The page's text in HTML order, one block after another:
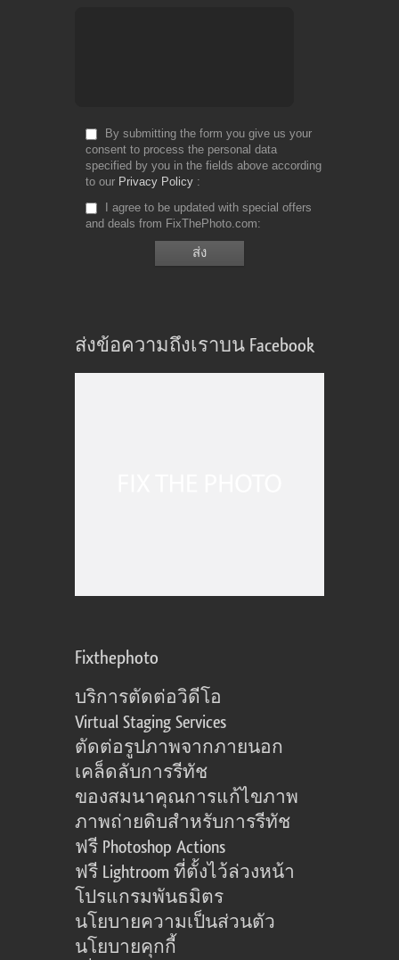
By submitting the form you give us your
consent to process the personal data
specified by you in the fields above according
to our Privacy Policy
I agree to be updated with special offers
and deals from FixThePhoto.com
ส่งข้อความถึงเราบน Facebook
Fixthephoto
บริการตัดต่อวิดีโอ
Virtual Staging Services
ตัดต่อรูปภาพจากภายนอก
เคล็ดลับการรีทัช
ของสมนาคุณการแก้ไขภาพ
ภาพถ่ายดิบสำหรับการรีทัช
ฟรี Photoshop Actions
ฟรี Lightroom ที่ตั้งไว้ล่วงหน้า
โปรแกรมพันธมิตร
นโยบายความเป็นส่วนตัว
นโยบายคุกกี้